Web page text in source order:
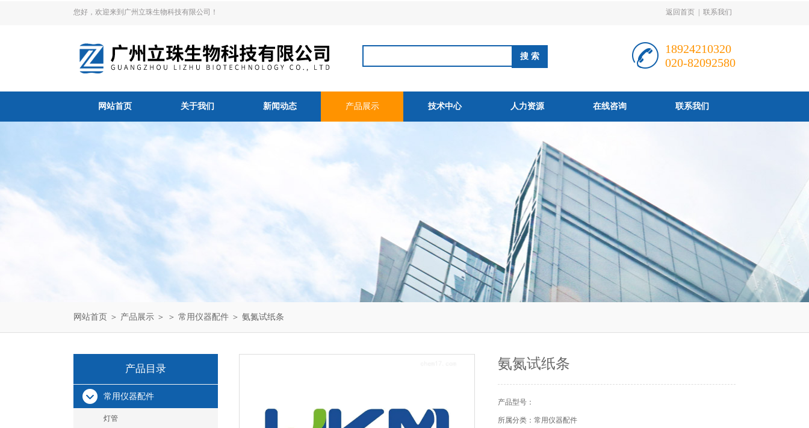
您好，欢迎来到广州立珠生物科技有限公司！ 返回首页 联系我们
18924210320
020-82092580
网站首页 关于我们 新闻动态 产品展示 技术中心 人力资源 在线咨询 联系我们
网站首页 ＞ 产品展示 ＞ ＞ 常用仪器配件 ＞ 氨氮试纸条
产品目录
常用仪器配件
灯管
氨氮试纸条
产品型号：
所属分类：常用仪器配件